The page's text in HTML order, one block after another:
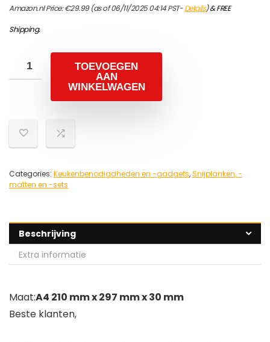
Amazon.nl Price:€29.99(as of 06/11/2025 04:14 PST-Details)&FREE
Shipping.
TOEVOEGEN
AAN
WINKELWAGEN
Categories: Keukenbenodigdheden en -gadgets,Snijplanken, -
matten en -sets
Beschrijving
Extra informatie
Maat:A4 210 mm x 297 mm x 30 mm
Beste klanten,